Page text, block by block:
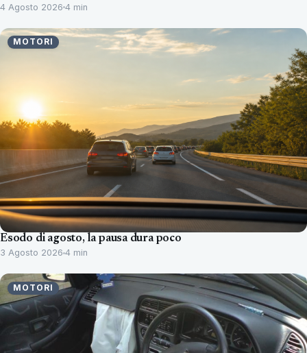
4 Agosto 2026 4 min
MOTORI
Esodo di agosto, la pausa dura poco
3 Agosto 2026 4 min
MOTORI